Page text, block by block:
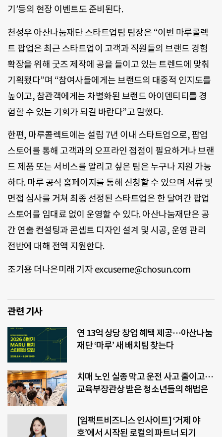
기’등의 현장 이벤트도 준비된다.
천성우 아산나눔재단 스타트업팀 팀장은 “이번 마루콜렉
트 팝업은 최근 스타트업이 고객과 직원들의 브랜드 경험
확장을 위해 굿즈 제작에 공을 들이고 있는 트렌드에 맞춰
기획됐다”며 “참여사들에게는 브랜드의 대중적 인지도를
높이고, 참관객에게는 차별화된 브랜드 아이덴티티를 경
험할 수 있는 기회가 되길 바란다”고 말했다.
한편, 마루콜렉트에는 설립 7년 이내 스타트업으로, 팝업
스토어를 통해 고객과의 오프라인 접점이 필요하거나 브랜
드 제품 또는 서비스를 알리고 싶은 팀은 누구나 지원 가능
하다. 마루 공식 홈페이지를 통해 신청할 수 있으며 서류 및
면접 심사를 거쳐 최종 선정된 스타트업은 한 달여간 팝업
스토어를 임대료 없이 운영할 수 있다. 아산나눔재단은 공
간 연출 컨설팅과 콘셉트 디자인 설계 및 시공, 운영 관리
전반에 대해 전액 지원한다.
조기용 더나은미래 기자 excuseme@chosun.com
관련 기사
연 13억 상당 창업 혜택 제공…아산나눔
재단 ‘마루’ 새 배치팀 찾는다
치매 노인 실종 막고 운전 사고 줄이고…
교육부장관상 받은 청소년들의 해법은
[임팩트비즈니스 인사이트] ‘거제 야
호’에서 시작된 로컬의 파트너 되기